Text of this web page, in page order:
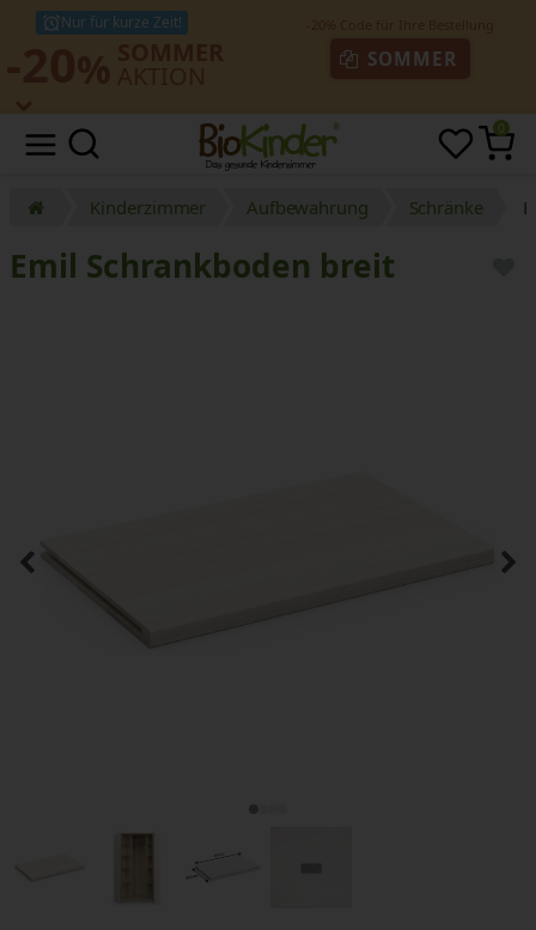
Nur für kurze Zeit!
SOMMER
0
Kinderzimmer Aufbewahrung Schränke
Emil Schrankboden breit